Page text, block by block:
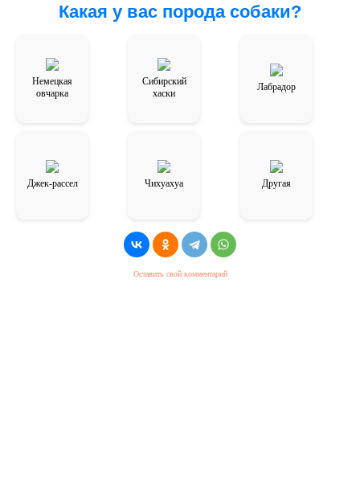
Какая у вас порода собаки?
Немецкая
овчарка
Сибирский
хаски
Лабрадор
Джек-рассел Чихуахуа Другая
Оставить свой комментарий